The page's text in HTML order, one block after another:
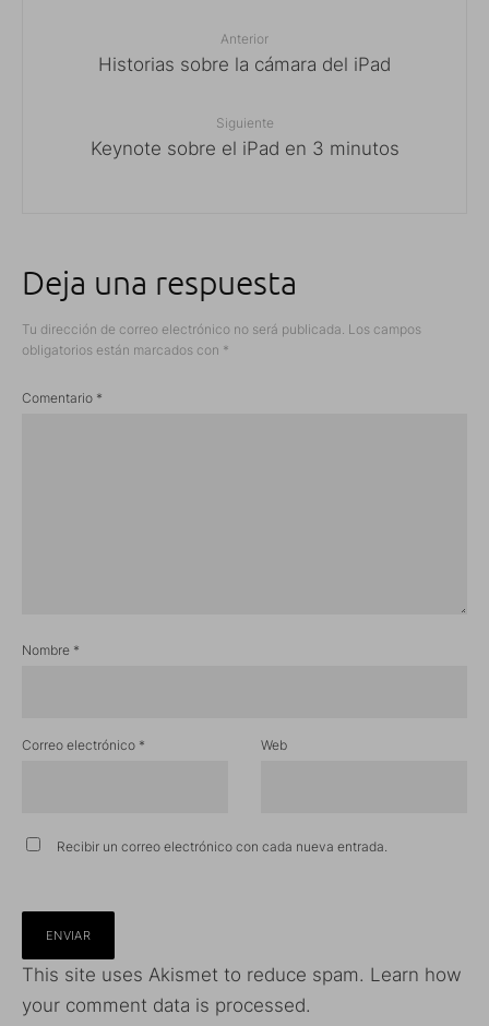
Anterior
Historias sobre la cámara del iPad
Siguiente
Keynote sobre el iPad en 3 minutos
Deja una respuesta
Tu dirección de correo electrónico no será publicada. Los campos
obligatorios están marcados con *
Comentario *
Nombre *
Correo electrónico * Web
Recibir un correo electrónico con cada nueva entrada.
This site uses Akismet to reduce spam. Learn how
your comment data is processed.